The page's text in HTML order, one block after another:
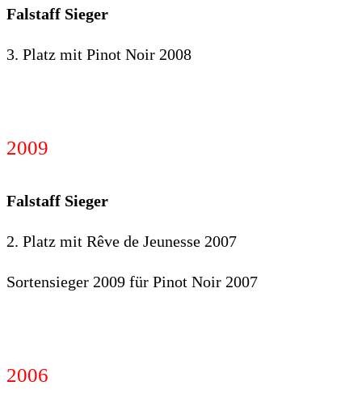
Falstaff Sieger
3. Platz mit Pinot Noir 2008
2009
Falstaff Sieger
2. Platz mit Rêve de Jeunesse 2007
Sortensieger 2009 für Pinot Noir 2007
2006